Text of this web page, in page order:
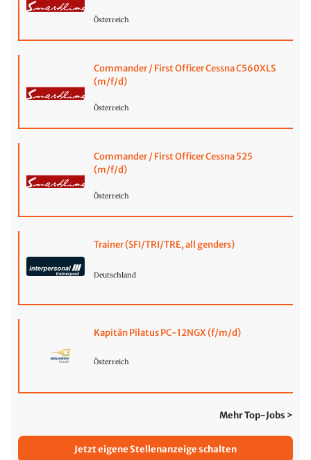
Österreich
Commander / First Officer Cessna C560XLS
(m/f/d)
Österreich
Commander / First Officer Cessna 525
(m/f/d)
Österreich
Trainer (SFI/TRI/TRE, all genders)
Deutschland
Kapitän Pilatus PC-12NGX (f/m/d)
Österreich
Mehr Top-Jobs >
Jetzt eigene Stellenanzeige schalten